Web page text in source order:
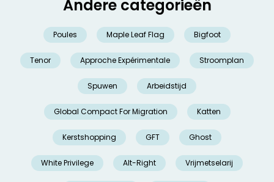
Andere categorieën
Poules Maple Leaf Flag Bigfoot
Tenor Approche Expérimentale Stroomplan
Spuwen Arbeidstijd
Global Compact For Migration Katten
Kerstshopping GFT Ghost
White Privilege Alt-Right Vrijmetselarij